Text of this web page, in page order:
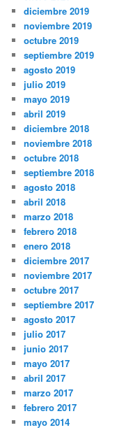
diciembre 2019
noviembre 2019
octubre 2019
septiembre 2019
agosto 2019
julio 2019
mayo 2019
abril 2019
diciembre 2018
noviembre 2018
octubre 2018
septiembre 2018
agosto 2018
abril 2018
marzo 2018
febrero 2018
enero 2018
diciembre 2017
noviembre 2017
octubre 2017
septiembre 2017
agosto 2017
julio 2017
junio 2017
mayo 2017
abril 2017
marzo 2017
febrero 2017
mayo 2014